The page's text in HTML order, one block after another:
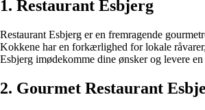
1. Restaurant Esbjerg
Restaurant Esbjerg er en fremragende
Kokkene har en forkærlighed for lokale
Esbjerg imødekomme dine ønsker og levere
2. Gourmet Restaurant